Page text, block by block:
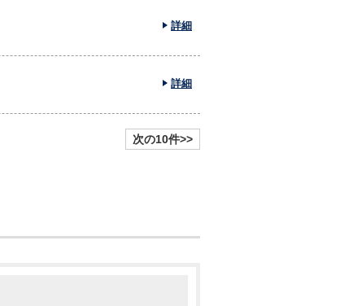
詳細
詳細
次の10件>>